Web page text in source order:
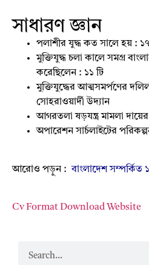
সাধারণ জ্ঞান
পলাশীর যুদ্ধ কত সালে হয় :
মুক্তিযুদ্ধ চলা কালে সমগ্র
করেছিলেন : ১১ টি
মুক্তিযুদ্ধের আত্মসমর্পণের
সোহরাওয়ার্দী উদ্যান
আগরতলা ষড়যন্ত্র মামলা
অপারেশন সার্চলাইটের
আরোও পড়ুন : বাংলাদেশ সম্পর্কিত
Cv Format Download Website